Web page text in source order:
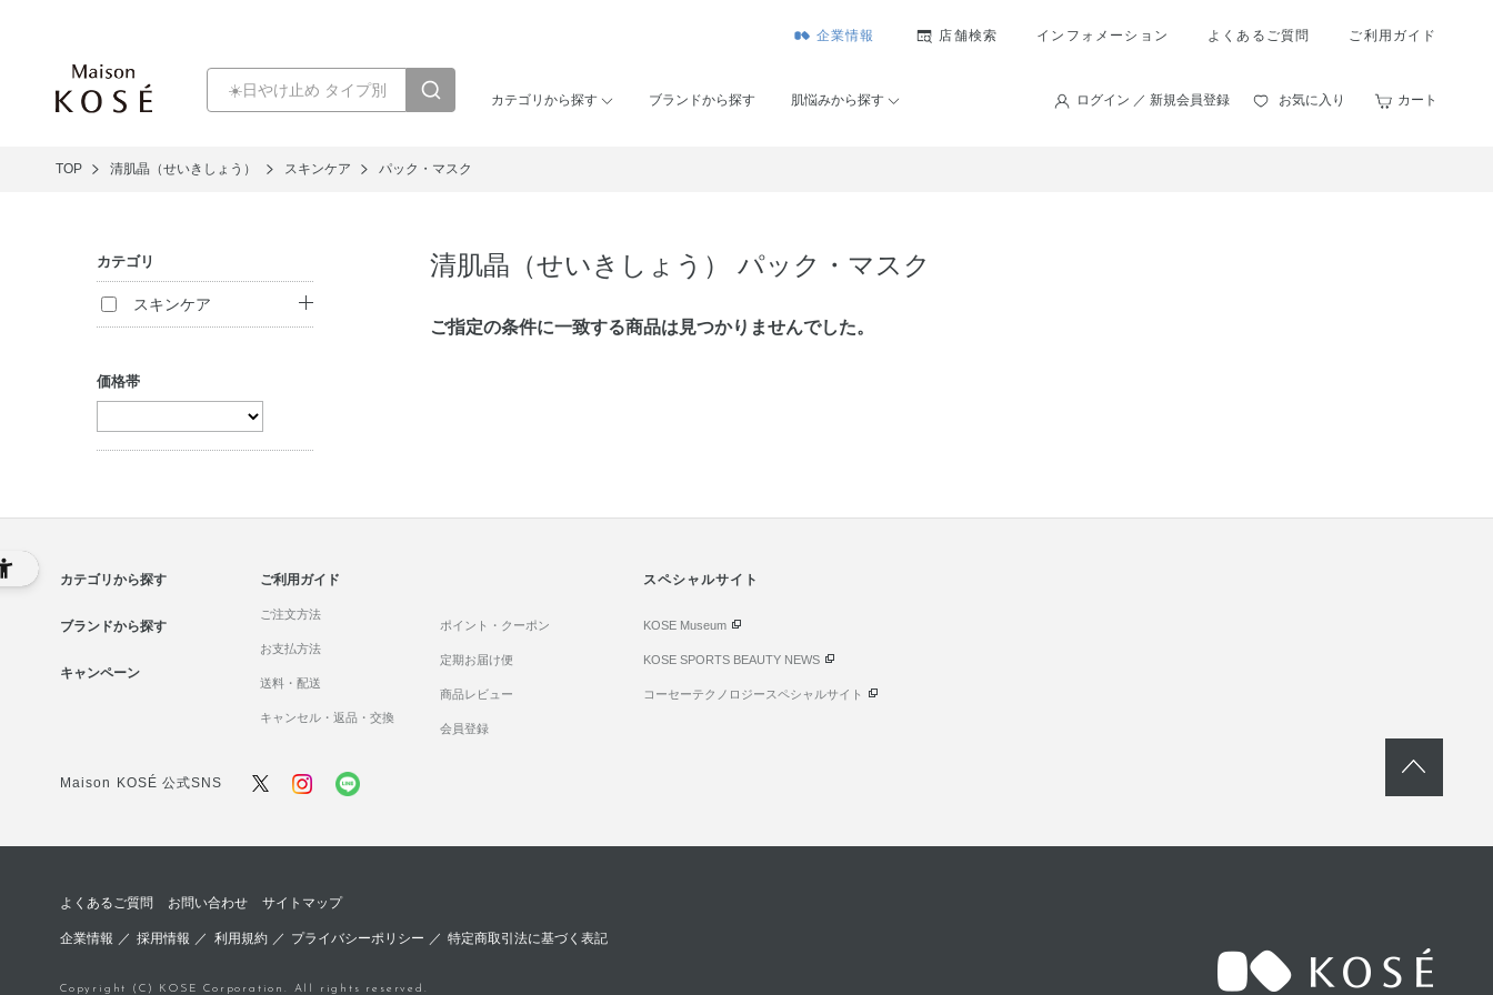
企業情報 店舗検索 インフォメーション よくあるご質問 ご利用ガイド
カテゴリから探す ブランドから探す 肌悩みから探す ログイン ／ 新規会員登録 お気に入り カート
TOP 清肌晶（せいきしょう） スキンケア パック・マスク
清肌晶（せいきしょう） パック・マスク
カテゴリ
スキンケア
化粧水
価格帯
ご指定の条件に⼀致する商品は見つかりませんでした。
カテゴリから探す
ブランドから探す
キャンペーン
ご利用ガイド
ご注文方法
お支払方法
送料・配送
キャンセル・返品・交換
ポイント・クーポン
定期お届け便
商品レビュー
会員登録
スペシャルサイト
KOSE Museum
KOSE SPORTS BEAUTY NEWS
コーセーテクノロジースペシャルサイト
Maison KOSÉ 公式SNS
よくあるご質問 お問い合わせ サイトマップ
企業情報 ／採用情報 ／ 利用規約／ プライバシーポリシー ／ 特定商取引法に基づく表記
Copyright (C) KOSE Corporation. All rights reserved.